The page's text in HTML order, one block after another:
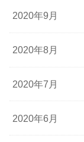
2020年9月
2020年8月
2020年7月
2020年6月